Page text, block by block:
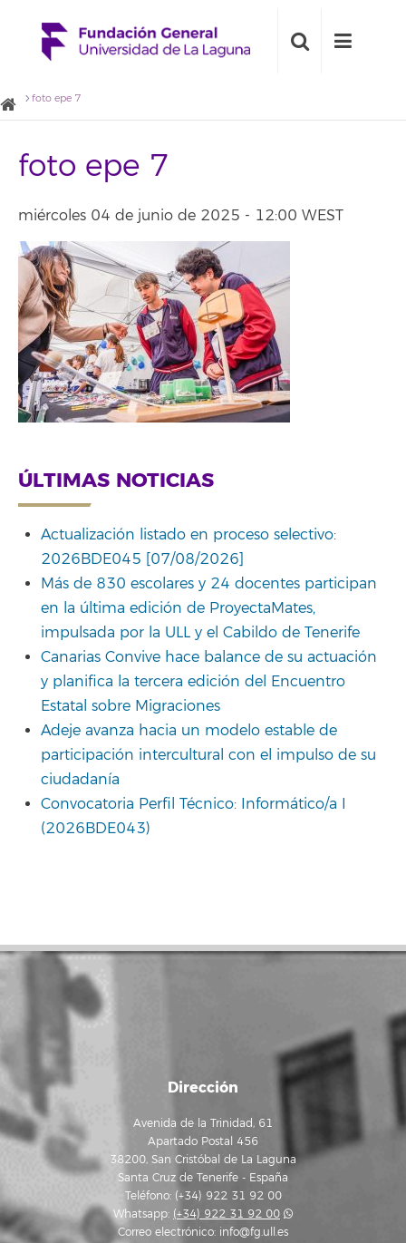
foto epe 7
foto epe 7
miércoles 04 de junio de 2025 - 12:00 WEST
ÚLTIMAS NOTICIAS
Actualización listado en proceso selectivo:
2026BDE045 [07/08/2026]
Más de 830 escolares y 24 docentes participan
en la última edición de ProyectaMates,
impulsada por la ULL y el Cabildo de Tenerife
Canarias Convive hace balance de su actuación
y planifica la tercera edición del Encuentro
Estatal sobre Migraciones
Adeje avanza hacia un modelo estable de
participación intercultural con el impulso de su
ciudadanía
Convocatoria Perfil Técnico: Informático/a I
(2026BDE043)
Dirección
Avenida de la Trinidad, 61
Apartado Postal 456
38200, San Cristóbal de La Laguna
Santa Cruz de Tenerife - España
Teléfono: (+34) 922 31 92 00
Whatsapp: (+34) 922 31 92 00
Correo electrónico: info@fg.ull.es